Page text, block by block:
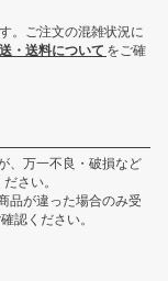
。ご注文の混雑状況に
・送料について をご確
、万一不良・破損など
さい。
品が違った場合のみ受
認ください。